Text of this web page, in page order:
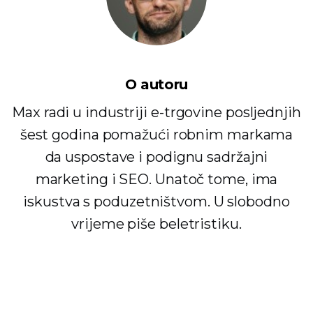
O autoru
Max radi u industriji e-trgovine posljednjih
šest godina pomažući robnim markama
da uspostave i podignu sadržajni
marketing i SEO. Unatoč tome, ima
iskustva s poduzetništvom. U slobodno
vrijeme piše beletristiku.